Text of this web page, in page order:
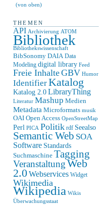
(von oben)
THEMEN
API Archivierung ATOM
Bibliothek
Bibliothekswissenschaft
BibSonomy DAIA Data
Modeling digital library Feed
Freie InhalteGBV Humor
IdentifierKatalog
Katalog 2.0 LibraryThing
Literatur Mashup Medien
Metadata Microformats musik
OAI Open Access OpenStreetMap
Perl PICA Politik rdf Seealso
Semantic Web SOA
Software Standards
Suchmaschine Tagging
VeranstaltungWeb
2.0Webservices Widget
Wikimedia
Wikipedia Wikis
Überwachungsstaat